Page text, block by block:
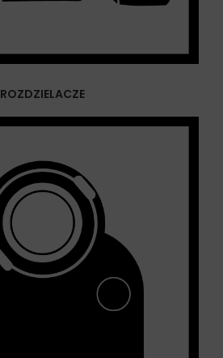
ROZDZIELACZE